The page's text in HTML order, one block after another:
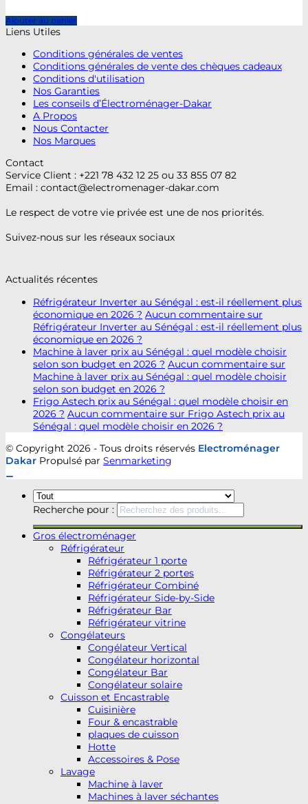
Ajouter au panier
Liens Utiles
Conditions générales de ventes
Conditions générales de vente des chèques cadeaux
Conditions d'utilisation
Nos Garanties
Les conseils d’Électroménager-Dakar
A Propos
Nous Contacter
Nos Marques
Contact
Service Client : +221 78 432 12 25 ou 33 855 07 82
Email : contact@electromenager-dakar.com
Le respect de votre vie privée est une de nos priorités.
Suivez-nous sur les réseaux sociaux
Actualités récentes
Réfrigérateur Inverter au Sénégal : est-il réellement plus
économique en 2026 ? Aucun commentaire sur
Réfrigérateur Inverter au Sénégal : est-il réellement plus
économique en 2026 ?
Machine à laver prix au Sénégal : quel modèle choisir
selon son budget en 2026 ? Aucun commentaire sur
Machine à laver prix au Sénégal : quel modèle choisir
selon son budget en 2026 ?
Frigo Astech prix au Sénégal : quel modèle choisir en
2026 ? Aucun commentaire sur Frigo Astech prix au
Sénégal : quel modèle choisir en 2026 ?
© Copyright 2026 - Tous droits réservés Electroménager
Dakar Propulsé par Senmarketing
Recherche pour :
Gros électroménager
Réfrigérateur
Réfrigérateur 1 porte
Réfrigérateur 2 portes
Réfrigérateur Combiné
Réfrigérateur Side-by-Side
Réfrigérateur Bar
Réfrigérateur vitrine
Congélateurs
Congélateur Vertical
Congélateur horizontal
Congélateur Bar
Congélateur solaire
Cuisson et Encastrable
Cuisinière
Four & encastrable
plaques de cuisson
Hotte
Accessoires & Pose
Lavage
Machine à laver
Machines à laver séchantes